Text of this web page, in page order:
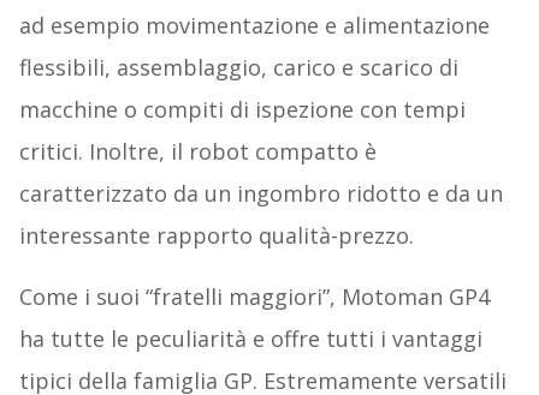
ad esempio movimentazione e alimentazione
flessibili, assemblaggio, carico e scarico di
macchine o compiti di ispezione con tempi
critici. Inoltre, il robot compatto è
caratterizzato da un ingombro ridotto e da un
interessante rapporto qualità-prezzo.
Come i suoi “fratelli maggiori”, Motoman GP4
ha tutte le peculiarità e offre tutti i vantaggi
tipici della famiglia GP. Estremamente versatili